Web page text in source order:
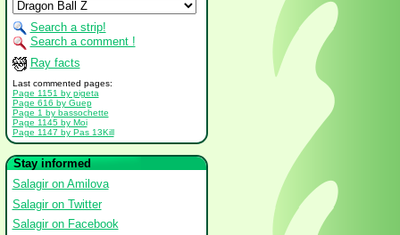
Search a strip!
Search a comment !
Ray facts
Last commented pages:
Page 1151 by pigeta
Page 616 by Guep
Page 1 by bassochette
Page 1145 by Moi
Page 1147 by Pas 13Kill
Stay informed
Salagir on Amilova
Salagir on Twitter
Salagir on Facebook